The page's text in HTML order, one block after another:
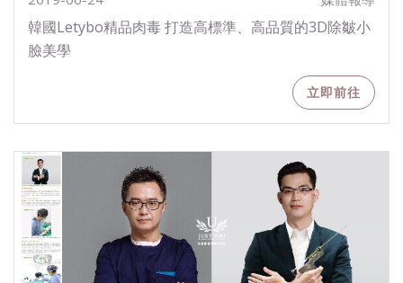
韓國Letybo精品肉毒 打造高標準、高品質的3D除皺小
臉美學
立即前往